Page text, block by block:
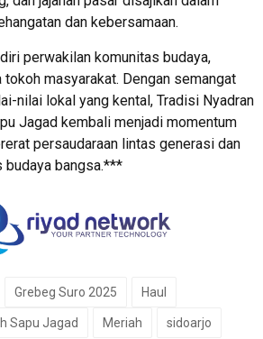
dan kebersamaan.
perwakilan komunitas budaya,
masyarakat. Dengan semangat
nilai lokal yang kental, Tradisi Nyadran
Jagad kembali menjadi momentum
persaudaraan lintas generasi dan
bangsa.***
Grebeg Suro 2025 Haul
Sapu Jagad Meriah sidoarjo